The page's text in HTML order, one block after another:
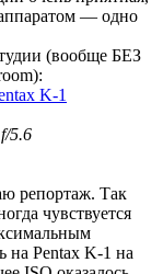
— одно
(вообще БЕЗ
5.6
репортаж. Так
чувствуется
на Pentax K-1 на